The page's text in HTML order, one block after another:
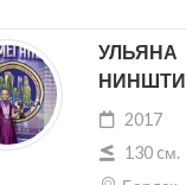
УЛЬЯНА
2017
130 cм.